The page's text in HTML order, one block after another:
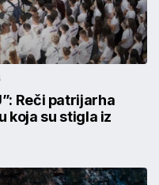
Reči patrijarha
koja su stigla iz